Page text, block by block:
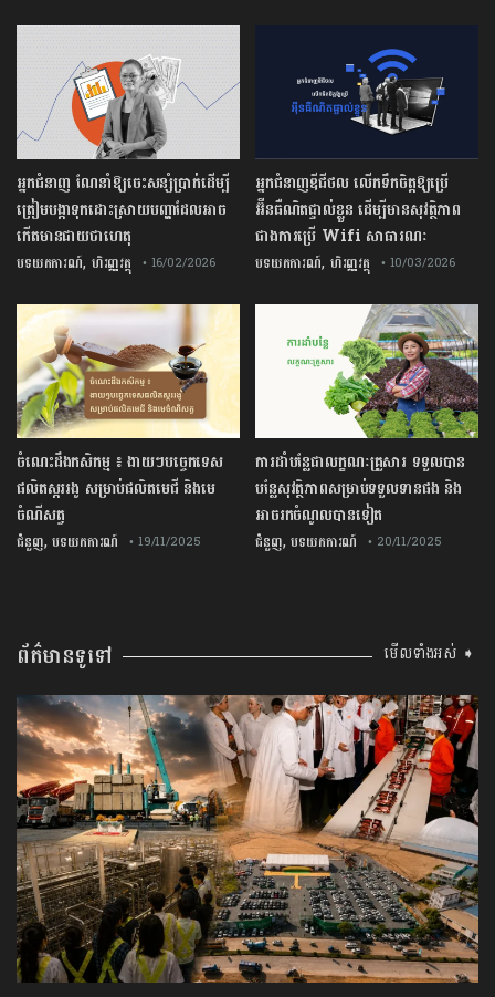
អ្នកជំនាញឌីជីថល លើកទឹកចិត្តឱ្យប្រើ
អ៊ីនធឺណិតផ្ទាល់ខ្លួន ដើម្បីមានសុវត្ថិភាព
ជាងការប្រើ Wifi​ សាធារណៈ
បទយកការណ៍, ហិរញ្ញវត្ថុ • 10/03/2026
អ្នកជំនាញ ណែនាំឱ្យចេះសន្សំប្រាក់ដើម្បី
ត្រៀមបង្កាទុកដោះស្រាយបញ្ហាដែលអាច
កើតមានជាយថាហេតុ
បទយកការណ៍, ហិរញ្ញវត្ថុ • 16/02/2026
ការដាំបន្លែជាលក្ខណៈគ្រួសារ ទទួលបាន
បន្លែសុវត្ថិភាពសម្រាប់ទទួលទានផង និង
អាចរកចំណូលបានទៀត
ជំនួញ,បទយកការណ៍ • 20/11/2025
ចំណេះដឹងកសិកម្ម ៖ ងាយៗបច្ចេកទេស
ផលិតស្កររងូ សម្រាប់ផលិតមេជី និងមេ
ចំណីសត្វ
ជំនួញ,បទយកការណ៍ • 19/11/2025
ព័ត៌មានទូទៅ មើលទាំងអស់ ➧